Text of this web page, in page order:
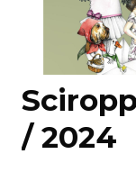
/ 2024